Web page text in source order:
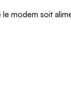
modem soit